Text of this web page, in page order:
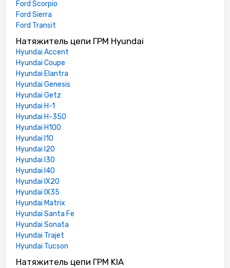
Ford Scorpio
Ford Sierra
Ford Transit
Натяжитель цепи ГРМ Hyundai
Hyundai Accent
Hyundai Coupe
Hyundai Elantra
Hyundai Genesis
Hyundai Getz
Hyundai H-1
Hyundai H-350
Hyundai H100
Hyundai I10
Hyundai I20
Hyundai I30
Hyundai I40
Hyundai IX20
Hyundai IX35
Hyundai Matrix
Hyundai Santa Fe
Hyundai Sonata
Hyundai Trajet
Hyundai Tucson
Натяжитель цепи ГРМ KIA